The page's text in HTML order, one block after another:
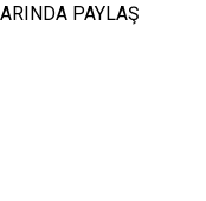
PAYLAŞ